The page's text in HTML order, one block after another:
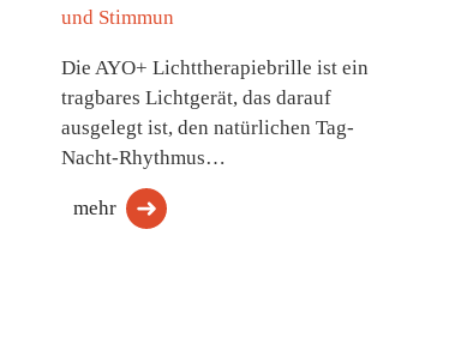
und Stimmun
Die AYO+ Lichttherapiebrille ist ein
tragbares Lichtgerät, das darauf
ausgelegt ist, den natürlichen Tag-
Nacht-Rhythmus…
mehr